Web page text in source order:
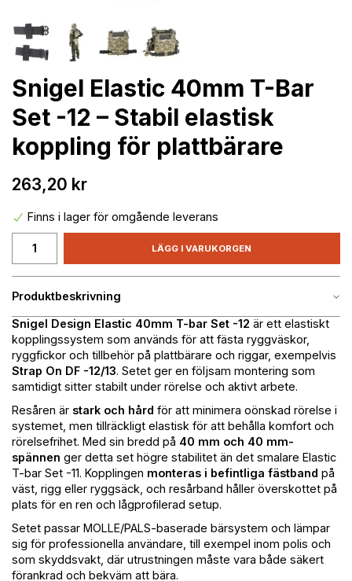
Snigel Elastic 40mm T-Bar
Set -12 – Stabil elastisk
koppling för plattbärare
263,20 kr
Finns i lager för omgående leverans
LÄGG I VARUKORGEN
Produktbeskrivning
Snigel Design Elastic 40mm T-bar Set -12 är ett elastiskt
kopplingssystem som används för att fästa ryggväskor,
ryggfickor och tillbehör på plattbärare och riggar, exempelvis
Strap On DF -12/13. Setet ger en följsam montering som
samtidigt sitter stabilt under rörelse och aktivt arbete.
Resåren är stark och hård för att minimera oönskad rörelse i
systemet, men tillräckligt elastisk för att behålla komfort och
rörelsefrihet. Med sin bredd på 40 mm och 40 mm-
spännen ger detta set högre stabilitet än det smalare Elastic
T-bar Set -11. Kopplingen monteras i befintliga fästband på
väst, rigg eller ryggsäck, och resårband håller överskottet på
plats för en ren och lågprofilerad setup.
Setet passar MOLLE/PALS-baserade bärsystem och lämpar
sig för professionella användare, till exempel inom polis och
som skyddsvakt, där utrustningen måste vara både säkert
förankrad och bekväm att bära.